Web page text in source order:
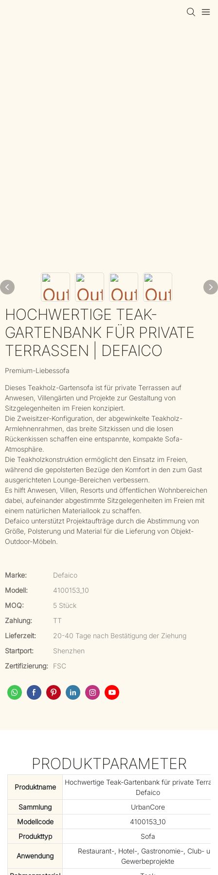
HOCHWERTIGE TEAK-
GARTENBANK FÜR PRIVATE
TERRASSEN | DEFAICO
Premium-Liebessofa
Dieses Teakholz-Gartensofa ist für private Terrassen auf
Anwesen, Villengärten und Projekte zur Gestaltung von
Sitzgelegenheiten im Freien konzipiert.
Die Zweisitzer-Konfiguration, der abgewinkelte Teakholz-
Armlehnenrahmen, das breite Sitzkissen und die losen
Rückenkissen schaffen eine entspannte, kompakte Sofa-
Atmosphäre.
Die Teakholzkonstruktion ermöglicht den Einsatz im Freien,
während die gepolsterten Bezüge den Komfort in den zum Gast
ausgerichteten Lounge-Bereichen verbessern.
Es hilft Anwesen, Villen, Resorts und öffentlichen Wohnbereichen
dabei, aufeinander abgestimmte Sitzgelegenheiten im Freien mit
einem natürlichen Materiallook zu schaffen.
Defaico unterstützt Projektaufträge durch die Abstimmung von
Größe, Polsterung und Material für die Lieferung von Objekt-
Outdoor-Möbeln.
Marke:
Defaico
Modell:
4100153_10
MOQ:
5 Stück
Zahlung:
TT
Lieferzeit:
20-40 Tage nach Bestätigung der Ziehung
Startport:
Shenzhen
Zertifizierung:
FSC
PRODUKTPARAMETER
Produktname
Hochwertige Teak-Gartenbank für private
Defaico
Sammlung
UrbanCore
Modellcode
4100153_10
Produkttyp
Sofa
Anwendung
Restaurant-, Hotel-, Gastronomie-, Club- und
Gewerbeprojekte